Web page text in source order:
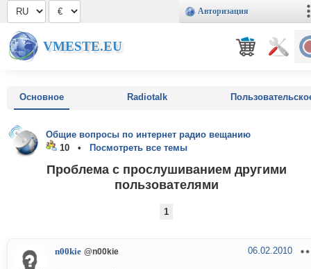
Авторизация
VMESTE.EU
Основное Radiotalk
Общие вопросы по интернет радио вещанию
10 •
Посмотреть все темы
Проблема с прослушиванием другими
пользователями
1
n00kie @n00kie 06.02.2010